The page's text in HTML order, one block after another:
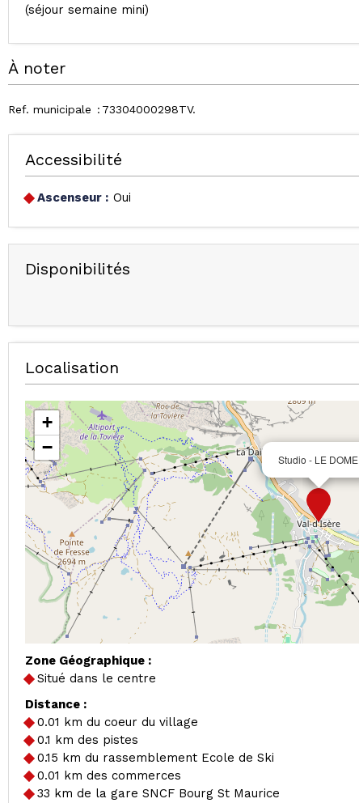
(séjour semaine mini)
À noter
Ref. municipale 73304000298TV
Accessibilité
Ascenseur : Oui
Disponibilités
Localisation
Studio - LE DOME
+
−
Zone Géographique :
Situé dans le centre
Distance :
0.01 km du coeur du village
0.1 km des pistes
0.15 km du rassemblement Ecole de Ski
0.01 km des commerces
33 km de la gare SNCF Bourg St Maurice